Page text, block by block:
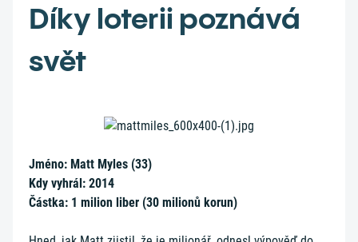
Díky loterii poznává
svět
Jméno: Matt Myles (33)
Kdy vyhrál: 2014
Částka: 1 milion liber (30 milionů korun)